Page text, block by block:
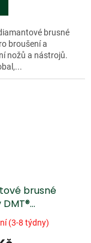
brusné
broušení a
nožů a nástrojů.
brusné
(3-8 týdny)